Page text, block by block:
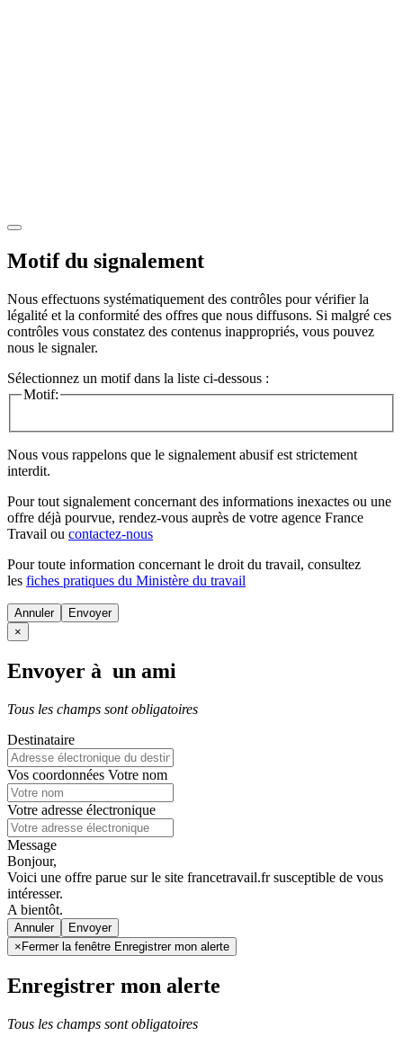
Motif du signalement
Nous effectuons systématiquement des contrôles pour vérifier la
légalité et la conformité des offres que nous diffusons. Si malgré ces
contrôles vous constatez des contenus inappropriés, vous pouvez
nous le signaler.
Sélectionnez un motif dans la liste ci-dessous :
Motif:
Nous vous rappelons que le signalement abusif est strictement
interdit.
Pour tout signalement concernant des informations inexactes ou une
offre déjà pourvue, rendez-vous auprès de votre agence France
Travail ou contactez-nous
Pour toute information concernant le droit du travail, consultez
les fiches pratiques du Ministère du travail
Annuler
×
Envoyer à un ami
Tous les champs sont obligatoires
Destinataire
Vos coordonnées Votre nom
Votre adresse électronique
Message
Bonjour,
Voici une offre parue sur le site francetravail.fr susceptible de vous
intéresser.
A bientôt.
Annuler
× Fermer la fenêtre Enregistrer mon alerte
Enregistrer mon alerte
Tous les champs sont obligatoires